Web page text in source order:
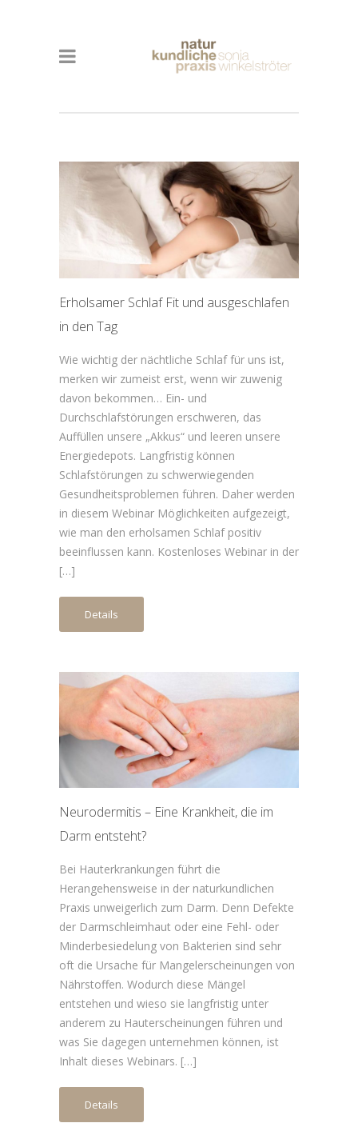
Erholsamer Schlaf Fit und ausgeschlafen
in den Tag
Wie wichtig der nächtliche Schlaf für uns ist,
merken wir zumeist erst, wenn wir zuwenig
davon bekommen… Ein- und
Durchschlafstörungen erschweren, das
Auffüllen unsere „Akkus“ und leeren unsere
Energiedepots. Langfristig können
Schlafstörungen zu schwerwiegenden
Gesundheitsproblemen führen. Daher werden
in diesem Webinar Möglichkeiten aufgezeigt,
wie man den erholsamen Schlaf positiv
beeinflussen kann. Kostenloses Webinar in der
[…]
Details
Neurodermitis – Eine Krankheit, die im
Darm entsteht?
Bei Hauterkrankungen führt die
Herangehensweise in der naturkundlichen
Praxis unweigerlich zum Darm. Denn Defekte
der Darmschleimhaut oder eine Fehl- oder
Minderbesiedelung von Bakterien sind sehr
oft die Ursache für Mangelerscheinungen von
Nährstoffen. Wodurch diese Mängel
entstehen und wieso sie langfristig unter
anderem zu Hauterscheinungen führen und
was Sie dagegen unternehmen können, ist
Inhalt dieses Webinars. […]
Details